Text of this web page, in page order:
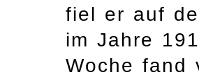
fiel er auf
im Jahre
Woche fand